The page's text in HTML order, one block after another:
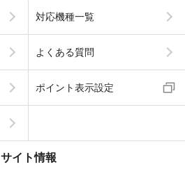
対応機種一覧
よくある質問
ポイント表示設定
サイト情報